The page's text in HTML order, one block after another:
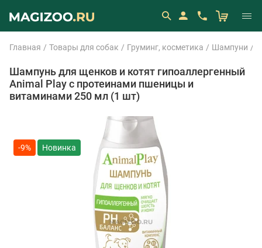
Главная Товары для собак Груминг, косметика Шампуни
Шампунь для щенков и котят гипоаллергенный
Animal Play с протеинами пшеницы и
витаминами 250 мл (1 шт)
-9%